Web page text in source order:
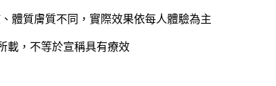
體質膚質不同，實際效果依每人體驗為主
載，不等於宣稱具有療效